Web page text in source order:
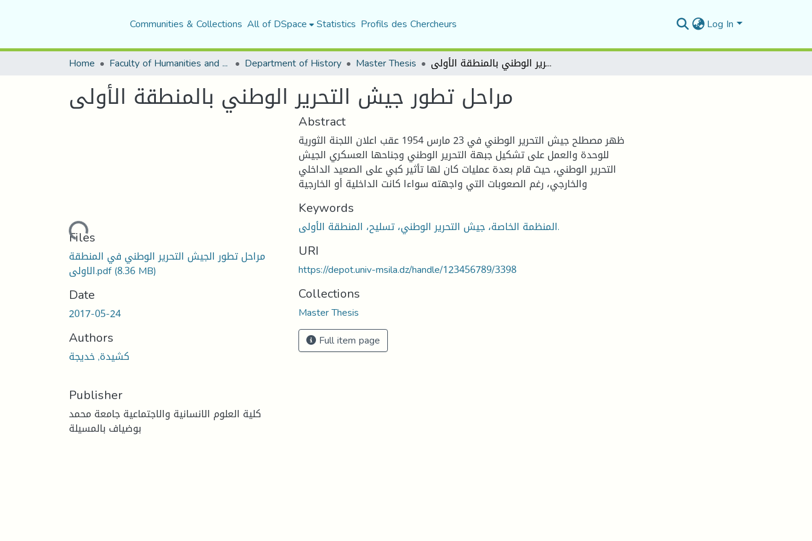
Communities & Collections All of DSpace Statistics Profils des Chercheurs Log In
Home Faculty of Humanities and Social Sciences Department of History Master Thesis مراحل تطور جيش التحرير الوطني بالمنطقة الأولى
مراحل تطور جيش التحرير الوطني بالمنطقة الأولى
Loading...
Files
مراحل تطور الجيش التحرير الوطني في المنطقة
الاولى.pdf(8.36 MB)
Date
2017-05-24
Authors
كشيدة, خديجة
Publisher
كلية العلوم الانسانية والاجتماعية جامعة محمد
بوضياف بالمسيلة
Abstract
ظهر مصطلح جيش التحرير الوطني في 23 مارس 1954 عقب اعلان اللجنة الثورية
للوحدة والعمل على تشكيل جبهة التحرير الوطني وجناحها العسكري الجيش
التحرير الوطني، حيث قام بعدة عمليات كان لها تأثير كبي على الصعيد الداخلي
والخارجي، رغم الصعوبات التي واجهته سواءا كانت الداخلية أو الخارجية
Keywords
المنظمة الخاصة، جيش التحرير الوطني، تسليح، المنطقة الأولى.
URI
https://depot.univ-msila.dz/handle/123456789/3398
Collections
Master Thesis
Full item page